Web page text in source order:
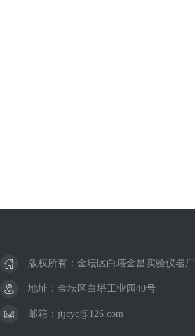
版权所有：金坛区白塔金昌实验仪器厂
地址：金坛区白塔工业园40号
邮箱：jtjcyq@126.com